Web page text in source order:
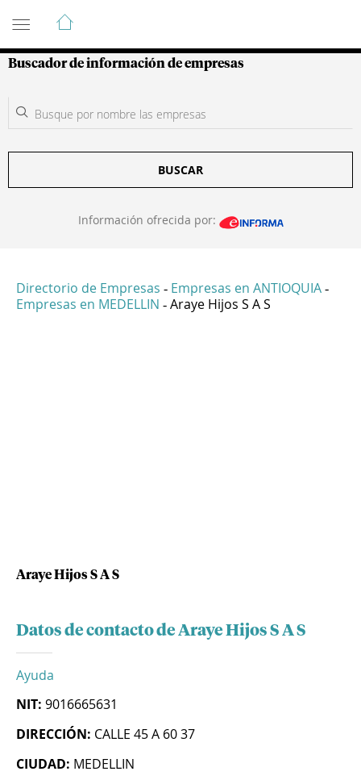
Guía de Empresas Colombianas
Buscador de información de empresas
BUSCAR
Información ofrecida por:
Directorio de Empresas - Empresas en ANTIOQUIA -
Empresas en MEDELLIN - Araye Hijos S A S
Araye Hijos S A S
Datos de contacto de Araye Hijos S A S
Ayuda
NIT: 9016665631
DIRECCIÓN: CALLE 45 A 60 37
CIUDAD: MEDELLIN